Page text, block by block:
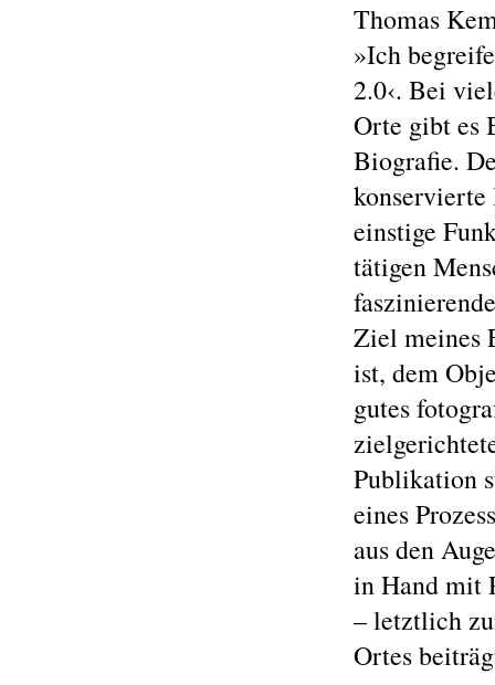
Thomas
»Ich
2.0‹. Bei
Orte gibt es
Biografie.
konservierte
einstige
tätigen
Ziel meines
ist, dem
gutes
Publikation
eines
aus den
in Hand mit
– letztlich
Ortes